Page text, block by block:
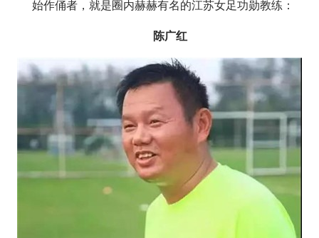
始作俑者，就是圈内赫赫有名的江苏女足功勋教练：
陈广红